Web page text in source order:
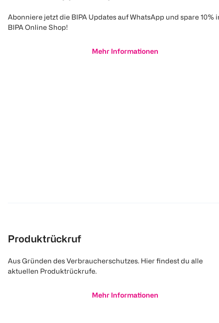
Abonniere jetzt die BIPA Updates auf WhatsApp und spare 10%
BIPA Online Shop!
Mehr Informationen
Produktrückruf
Aus Gründen des Verbraucherschutzes. Hier findest du alle
aktuellen Produktrückrufe.
Mehr Informationen